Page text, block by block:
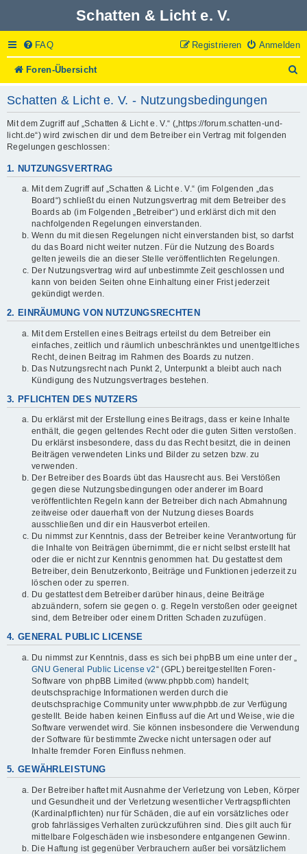
Schatten & Licht e. V.
FAQ Anmelden
Registrieren
Foren-Übersicht
u
Schatten & Licht e. V. - Nutzungsbedingungen
Mit dem Zugriff auf „Schatten & Licht e. V.“ („https://forum.schatten-und-
licht.de“) wird zwischen dir und dem Betreiber ein Vertrag mit folgenden
Regelungen geschlossen:
1. NUTZUNGSVERTRAG
Mit dem Zugriff auf „Schatten & Licht e. V.“ (im Folgenden „das
Board“) schließt du einen Nutzungsvertrag mit dem Betreiber des
Boards ab (im Folgenden „Betreiber“) und erklärst dich mit den
nachfolgenden Regelungen einverstanden.
Wenn du mit diesen Regelungen nicht einverstanden bist, so darfst
du das Board nicht weiter nutzen. Für die Nutzung des Boards
gelten jeweils die an dieser Stelle veröffentlichten Regelungen.
Der Nutzungsvertrag wird auf unbestimmte Zeit geschlossen und
kann von beiden Seiten ohne Einhaltung einer Frist jederzeit
gekündigt werden.
2. EINRÄUMUNG VON NUTZUNGSRECHTEN
Mit dem Erstellen eines Beitrags erteilst du dem Betreiber ein
einfaches, zeitlich und räumlich unbeschränktes und unentgeltliches
Recht, deinen Beitrag im Rahmen des Boards zu nutzen.
Das Nutzungsrecht nach Punkt 2, Unterpunkt a bleibt auch nach
Kündigung des Nutzungsvertrages bestehen.
3. PFLICHTEN DES NUTZERS
Du erklärst mit der Erstellung eines Beitrags, dass er keine Inhalte
enthält, die gegen geltendes Recht oder die guten Sitten verstoßen.
Du erklärst insbesondere, dass du das Recht besitzt, die in deinen
Beiträgen verwendeten Links und Bilder zu setzen bzw. zu
verwenden.
Der Betreiber des Boards übt das Hausrecht aus. Bei Verstößen
gegen diese Nutzungsbedingungen oder anderer im Board
veröffentlichten Regeln kann der Betreiber dich nach Abmahnung
zeitweise oder dauerhaft von der Nutzung dieses Boards
ausschließen und dir ein Hausverbot erteilen.
Du nimmst zur Kenntnis, dass der Betreiber keine Verantwortung für
die Inhalte von Beiträgen übernimmt, die er nicht selbst erstellt hat
oder die er nicht zur Kenntnis genommen hat. Du gestattest dem
Betreiber, dein Benutzerkonto, Beiträge und Funktionen jederzeit zu
löschen oder zu sperren.
Du gestattest dem Betreiber darüber hinaus, deine Beiträge
abzuändern, sofern sie gegen o. g. Regeln verstoßen oder geeignet
sind, dem Betreiber oder einem Dritten Schaden zuzufügen.
4. GENERAL PUBLIC LICENSE
Du nimmst zur Kenntnis, dass es sich bei phpBB um eine unter der „
GNU General Public License v2“ (GPL) bereitgestellten Foren-
Software von phpBB Limited (www.phpbb.com) handelt;
deutschsprachige Informationen werden durch die
deutschsprachige Community unter www.phpbb.de zur Verfügung
gestellt. Beide haben keinen Einfluss auf die Art und Weise, wie die
Software verwendet wird. Sie können insbesondere die Verwendung
der Software für bestimmte Zwecke nicht untersagen oder auf
Inhalte fremder Foren Einfluss nehmen.
5. GEWÄHRLEISTUNG
Der Betreiber haftet mit Ausnahme der Verletzung von Leben, Körper
und Gesundheit und der Verletzung wesentlicher Vertragspflichten
(Kardinalpflichten) nur für Schäden, die auf ein vorsätzliches oder
grob fahrlässiges Verhalten zurückzuführen sind. Dies gilt auch für
mittelbare Folgeschäden wie insbesondere entgangenen Gewinn.
Die Haftung ist gegenüber Verbrauchern außer bei vorsätzlichem